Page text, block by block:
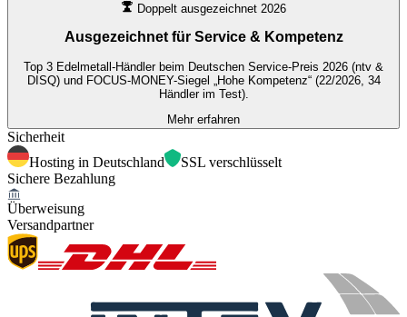
Doppelt ausgezeichnet 2026
Ausgezeichnet für Service & Kompetenz
Top 3 Edelmetall-Händler beim Deutschen Service-Preis 2026 (ntv &
DISQ) und FOCUS-MONEY-Siegel „Hohe Kompetenz“ (22/2026, 34
Händler im Test).
Mehr erfahren
Sicherheit
Hosting in Deutschland
SSL verschlüsselt
Sichere Bezahlung
Überweisung
Versandpartner